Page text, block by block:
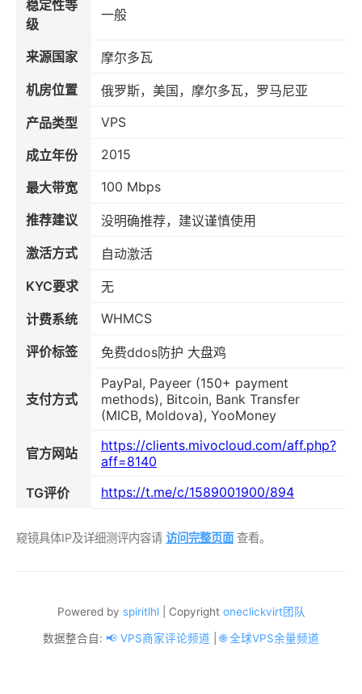
稳定性等
级
一般
来源国家
摩尔多瓦
机房位置
俄罗斯，美国，摩尔多瓦，罗马尼亚
产品类型
VPS
成立年份 2015
最大带宽 100 Mbps
推荐建议
没明确推荐，建议谨慎使用
激活方式
自动激活
KYC要求
无
计费系统
WHMCS
评价标签 免费ddos防护 大盘鸡
支付方式
PayPal, Payeer (150+ payment
methods), Bitcoin, Bank Transfer
(MICB, Moldova), YooMoney
官方网站
https://clients.mivocloud.com/aff.php?
aff=8140
TG评价
https://t.me/c/1589001900/894
窥镜具体IP及详细测评内容请 访问完整页面查看。
Powered by spiritlhl| Copyright oneclickvirt团队
数据整合自: 📢 VPS商家评论频道 |🌐 全球VPS余量频道